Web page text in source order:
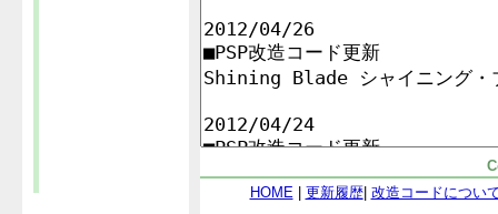
HOME| 更新履歴| 改造コードについ